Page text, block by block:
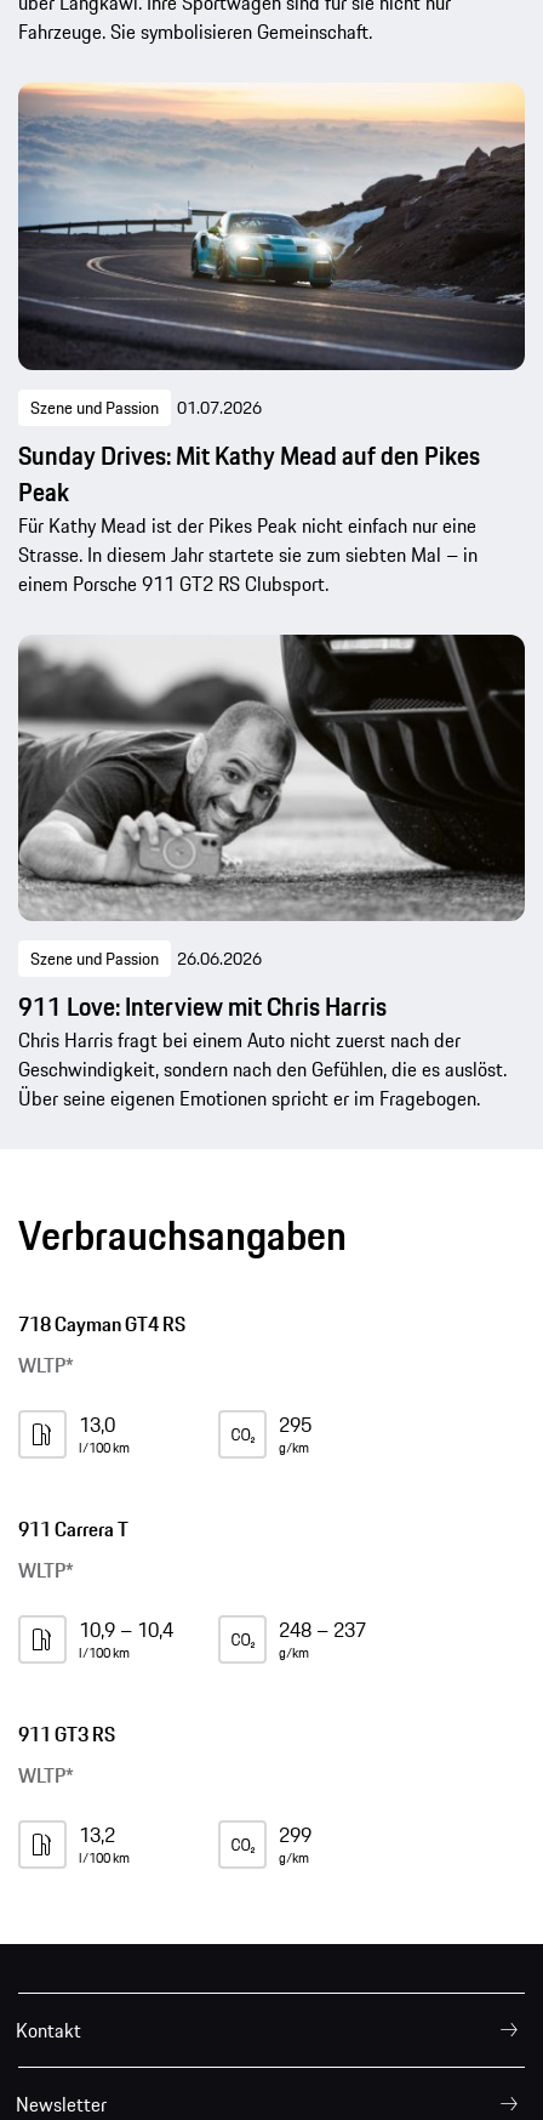
Fahrzeuge. Sie symbolisieren Gemeinschaft.
Szene und Passion 01.07.2026
Sunday Drives: Mit Kathy Mead auf den Pikes
Peak
Für Kathy Mead ist der Pikes Peak nicht einfach nur eine
Strasse. In diesem Jahr startete sie zum siebten Mal – in
einem Porsche 911 GT2 RS Clubsport.
Szene und Passion 26.06.2026
911 Love: Interview mit Chris Harris
Chris Harris fragt bei einem Auto nicht zuerst nach der
Geschwindigkeit, sondern nach den Gefühlen, die es auslöst.
Über seine eigenen Emotionen spricht er im Fragebogen.
Verbrauchsangaben
718 Cayman GT4 RS
WLTP*
13,0
l/100 km
295
g/km
911 Carrera T
WLTP*
10,9 – 10,4
l/100 km
248 – 237
g/km
911 GT3 RS
WLTP*
13,2
l/100 km
299
g/km
Kontakt
Newsletter